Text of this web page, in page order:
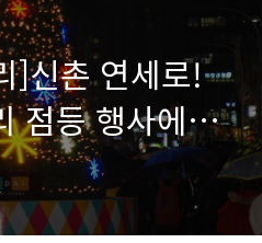
]신촌 연세로!
점등 행사에